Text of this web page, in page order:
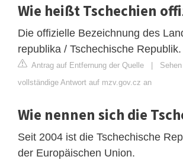
Wie heißt Tschechien
Die offizielle Bezeichnung des
republika / Tschechische Republik.
Antrag auf Entfernung der Quelle |
vollständige Antwort auf mzv.gov.cz an
Wie nennen sich die
Seit 2004 ist die Tschechische
der Europäischen Union.